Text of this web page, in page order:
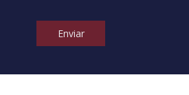
Enviar